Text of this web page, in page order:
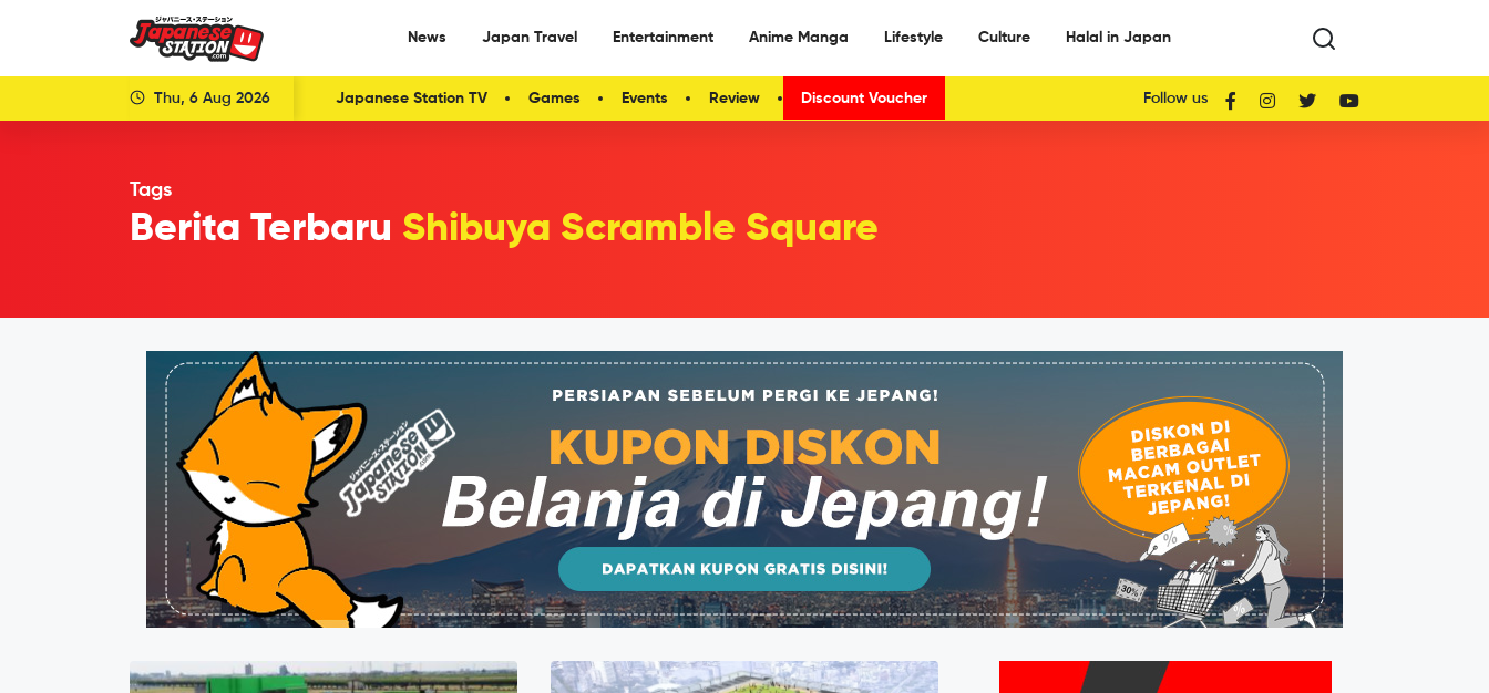
News Japan Travel Entertainment Anime Manga Lifestyle Culture Halal in Japan
Thu, 6 Aug 2026 Japanese Station TV Games Events Review Discount Voucher Follow us
Tags
Berita Terbaru Shibuya Scramble Square